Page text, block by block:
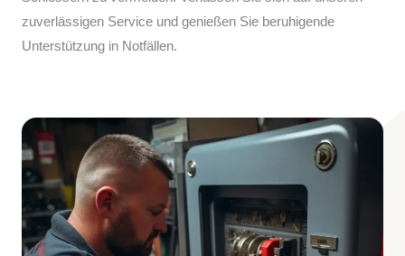
zuverlässigen Service und genießen Sie beruhigende
Unterstützung in Notfällen.